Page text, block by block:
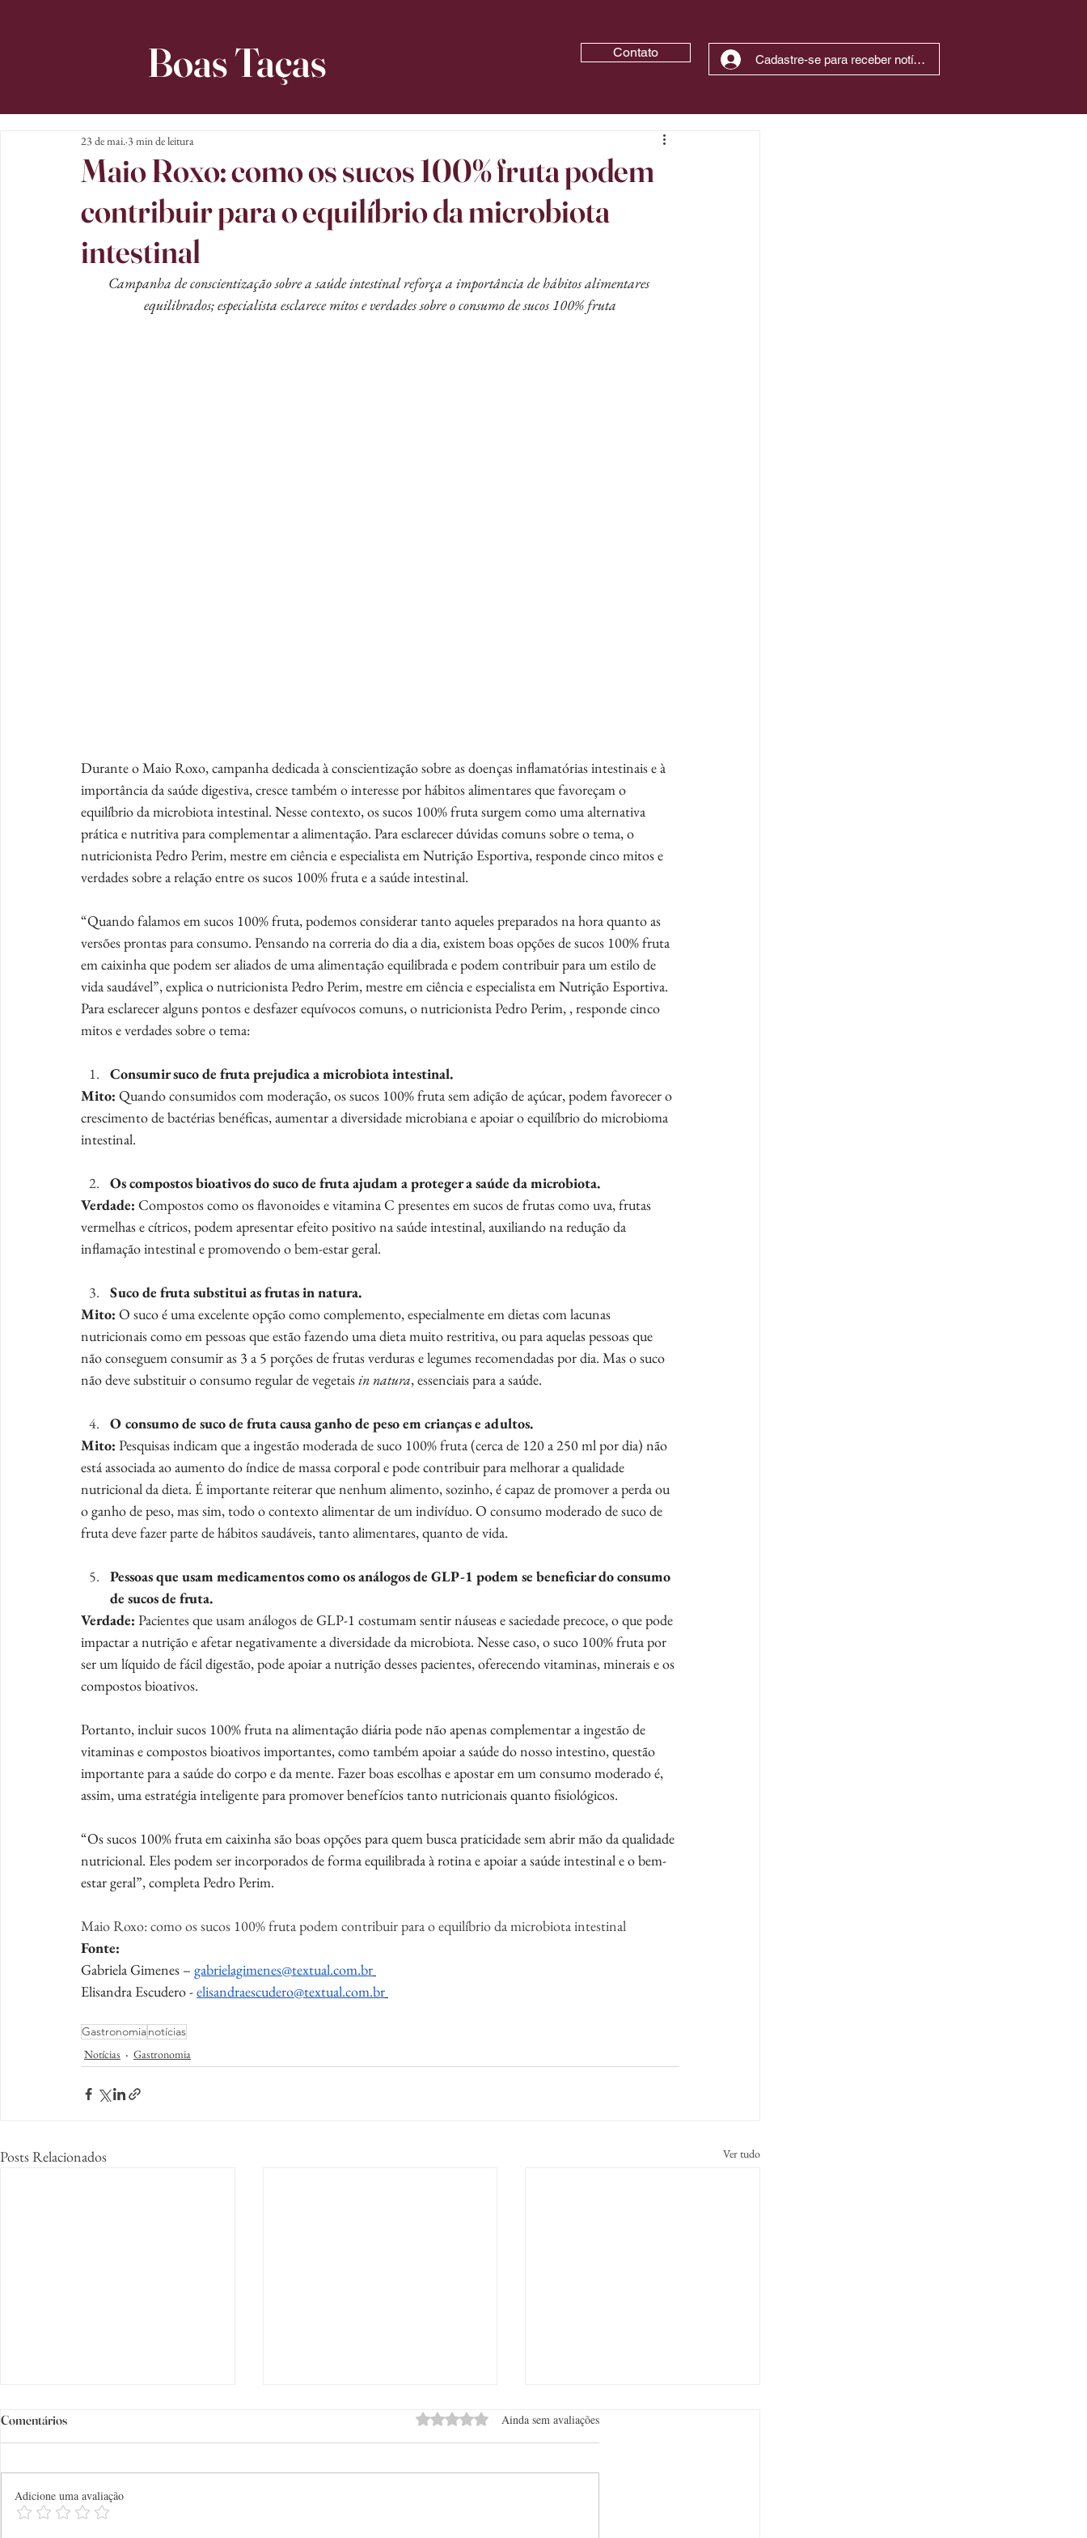
Boas Taças Contato Cadastre-se para receber notícias
Maio Roxo: como os sucos 100% fruta podem
contribuir para o equilíbrio da microbiota
intestinal
23 de mai. 3 min de leitura
Campanha de conscientização sobre a saúde intestinal reforça a importância de hábitos alimentares
equilibrados; especialista esclarece mitos e verdades sobre o consumo de sucos 100% fruta
Durante o Maio Roxo, campanha dedicada à conscientização sobre as doenças inflamatórias intestinais e à
importância da saúde digestiva, cresce também o interesse por hábitos alimentares que favoreçam o
equilíbrio da microbiota intestinal. Nesse contexto, os sucos 100% fruta surgem como uma alternativa
prática e nutritiva para complementar a alimentação. Para esclarecer dúvidas comuns sobre o tema, o
nutricionista Pedro Perim, mestre em ciência e especialista em Nutrição Esportiva, responde cinco mitos e
verdades sobre a relação entre os sucos 100% fruta e a saúde intestinal.
“Quando falamos em sucos 100% fruta, podemos considerar tanto aqueles preparados na hora quanto as
versões prontas para consumo. Pensando na correria do dia a dia, existem boas opções de sucos 100% fruta
em caixinha que podem ser aliados de uma alimentação equilibrada e podem contribuir para um estilo de
vida saudável”, explica o nutricionista Pedro Perim, mestre em ciência e especialista em Nutrição Esportiva.
Para esclarecer alguns pontos e desfazer equívocos comuns, o nutricionista Pedro Perim, , responde cinco
mitos e verdades sobre o tema:
Consumir suco de fruta prejudica a microbiota intestinal.
Mito: Quando consumidos com moderação, os sucos 100% fruta sem adição de açúcar, podem favorecer o
crescimento de bactérias benéficas, aumentar a diversidade microbiana e apoiar o equilíbrio do microbioma
intestinal.
Os compostos bioativos do suco de fruta ajudam a proteger a saúde da microbiota.
Verdade: Compostos como os flavonoides e vitamina C presentes em sucos de frutas como uva, frutas
vermelhas e cítricos, podem apresentar efeito positivo na saúde intestinal, auxiliando na redução da
inflamação intestinal e promovendo o bem-estar geral.
Suco de fruta substitui as frutas in natura.
Mito: O suco é uma excelente opção como complemento, especialmente em dietas com lacunas
nutricionais como em pessoas que estão fazendo uma dieta muito restritiva, ou para aquelas pessoas que
não conseguem consumir as 3 a 5 porções de frutas verduras e legumes recomendadas por dia. Mas o suco
não deve substituir o consumo regular de vegetais in natura, essenciais para a saúde.
O consumo de suco de fruta causa ganho de peso em crianças e adultos.
Mito: Pesquisas indicam que a ingestão moderada de suco 100% fruta (cerca de 120 a 250 ml por dia) não
está associada ao aumento do índice de massa corporal e pode contribuir para melhorar a qualidade
nutricional da dieta. É importante reiterar que nenhum alimento, sozinho, é capaz de promover a perda ou
o ganho de peso, mas sim, todo o contexto alimentar de um indivíduo. O consumo moderado de suco de
fruta deve fazer parte de hábitos saudáveis, tanto alimentares, quanto de vida.
Pessoas que usam medicamentos como os análogos de GLP-1 podem se beneficiar do consumo
de sucos de fruta.
Verdade: Pacientes que usam análogos de GLP-1 costumam sentir náuseas e saciedade precoce, o que pode
impactar a nutrição e afetar negativamente a diversidade da microbiota. Nesse caso, o suco 100% fruta por
ser um líquido de fácil digestão, pode apoiar a nutrição desses pacientes, oferecendo vitaminas, minerais e os
compostos bioativos.
Portanto, incluir sucos 100% fruta na alimentação diária pode não apenas complementar a ingestão de
vitaminas e compostos bioativos importantes, como também apoiar a saúde do nosso intestino, questão
importante para a saúde do corpo e da mente. Fazer boas escolhas e apostar em um consumo moderado é,
assim, uma estratégia inteligente para promover benefícios tanto nutricionais quanto fisiológicos.
“Os sucos 100% fruta em caixinha são boas opções para quem busca praticidade sem abrir mão da qualidade
nutricional. Eles podem ser incorporados de forma equilibrada à rotina e apoiar a saúde intestinal e o bem-
estar geral”, completa Pedro Perim.
Maio Roxo: como os sucos 100% fruta podem contribuir para o equilíbrio da microbiota intestinal
Fonte:
Gabriela Gimenes – gabrielagimenes@textual.com.br
Elisandra Escudero - elisandraescudero@textual.com.br
Gastronomianotícias
Notícias
Gastronomia
Posts Relacionados Ver tudo
Comentários Avaliado com 0 de 5 estrelas.
Ainda sem avaliações
Adicione uma avaliação